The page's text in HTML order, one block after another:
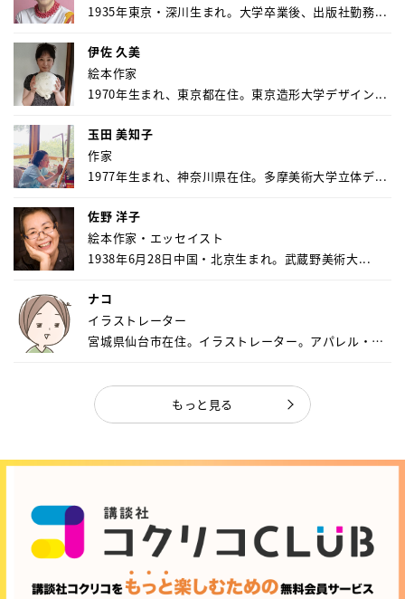
1935年東京・深川生まれ。大学卒業後、出版社勤務...
伊佐 久美
絵本作家
1970年生まれ、東京都在住。東京造形大学デザイン...
玉田 美知子
作家
1977年生まれ、神奈川県在住。多摩美術大学立体デ...
佐野 洋子
絵本作家・エッセイスト
1938年6月28日中国・北京生まれ。武蔵野美術大...
ナコ
イラストレーター
宮城県仙台市在住。イラストレーター。アパレル・キ
もっと見る